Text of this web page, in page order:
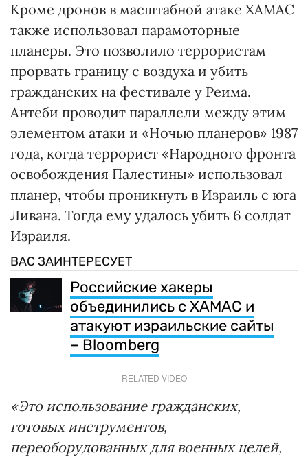
Кроме дронов в масштабной атаке ХАМАС
также использовал парамоторные
планеры. Это позволило террористам
прорвать границу с воздуха и убить
гражданских на фестивале у Реима.
Антеби проводит параллели между этим
элементом атаки и «Ночью планеров» 1987
года, когда террорист «Народного фронта
освобождения Палестины» использовал
планер, чтобы проникнуть в Израиль с юга
Ливана. Тогда ему удалось убить 6 солдат
Израиля.
ВАС ЗАИНТЕРЕСУЕТ
Российские хакеры
объединились с ХАМАС и
атакуют израильские сайты
– Bloomberg
RELATED VIDEO
«Это использование гражданских,
готовых инструментов,
переоборудованных для военных целей,